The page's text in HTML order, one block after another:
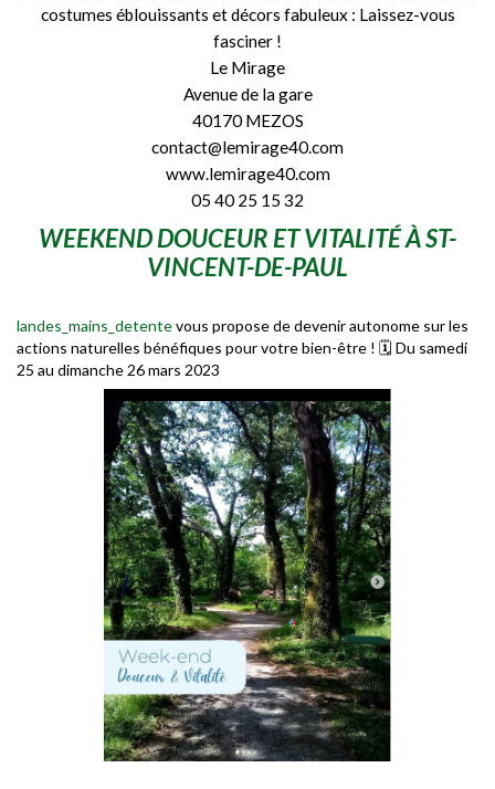
costumes éblouissants et décors fabuleux : Laissez-vous
fasciner !
Le Mirage
Avenue de la gare
40170 MEZOS
contact@lemirage40.com
www.lemirage40.com
05 40 25 15 32
WEEKEND DOUCEUR ET VITALITÉ À ST-
VINCENT-DE-PAUL
landes_mains_detentevous propose de devenir autonome sur les
actions naturelles bénéfiques pour votre bien-être ! 🗓️ Du samedi
25 au dimanche 26 mars 2023